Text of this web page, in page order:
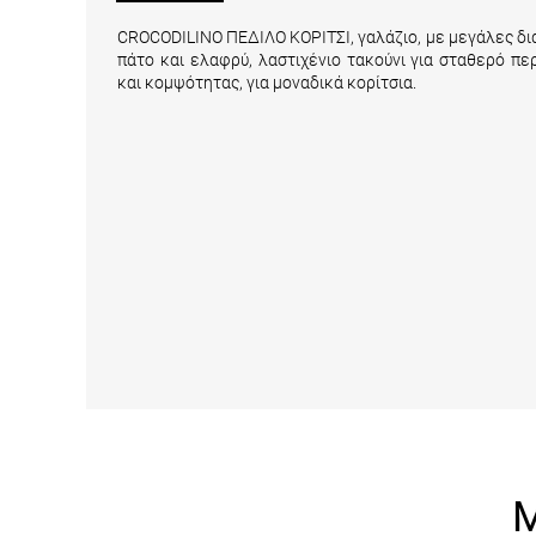
CROCODILINO ΠΕΔΙΛΟ ΚΟΡΙΤΣΙ, γαλάζιο, με μεγάλες
πάτο και ελαφρύ, λαστιχένιο τακούνι για σταθερό
και κομψότητας, για μοναδικά κορίτσια.